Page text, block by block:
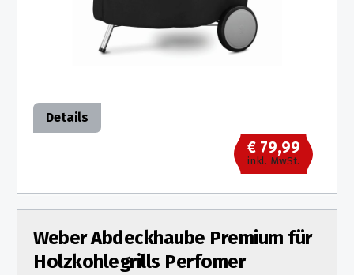
Details
€ 79,99
inkl. MwSt.
Weber Abdeckhaube Premium für
Holzkohlegrills Perfomer